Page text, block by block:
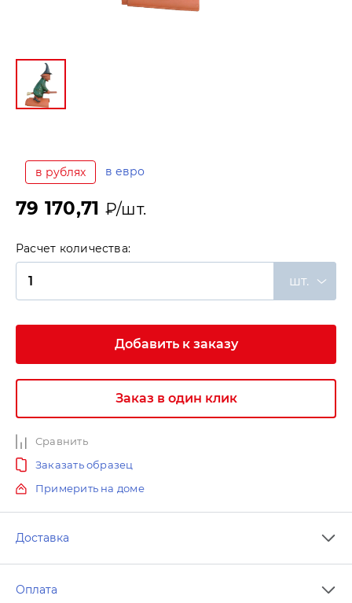
в рублях в евро
79 170,71 ₽/шт.
Расчет количества:
шт.
Добавить к заказу
Заказ в один клик
Сравнить
Заказать образец
Примерить на доме
Доставка
Оплата